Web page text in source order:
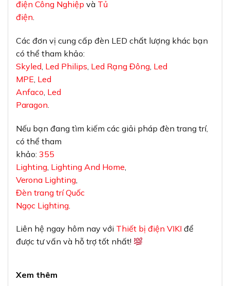
điện Công Nghiệp và Tủ
điện
Các đơn vị cung cấp đèn LED chất lượng khác bạn
có thể tham khảo:
Skyled Led Philips Led Rạng Đông Led
MPE Led
Anfaco Led
Paragon
Nếu bạn đang tìm kiếm các giải pháp đèn trang trí,
có thể tham
khảo: 355
Lighting Lighting And Home
Verona Lighting
Đèn trang trí Quốc
Ngọc Lighting
Liên hệ ngay hôm nay với Thiết bị điện VIKI để
được tư vấn và hỗ trợ tốt nhất!
Xem thêm